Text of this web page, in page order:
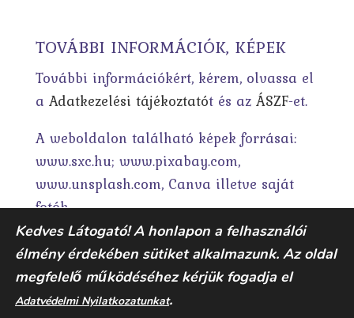
TOVÁBBI INFORMÁCIÓK, KÉPEK
További információkért, kérem, olvassa el
a Adatkezelési tájékoztatót és az ÁSZF-et.
A weboldalon található képek forrásai:
www.sxc.hu; www.pixabay.com,
www.unsplash.com, Canva illetve saját
fotók.
Kedves Látogató! A honlapon a felhasználói
élmény érdekében sütiket alkalmazunk. Az oldal
megfelelő működéséhez kérjük fogadja el
Adatvédelmi Nyilatkozatunkat.